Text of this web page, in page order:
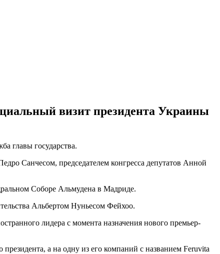
визит президента Украины
главы государства.
Санчесом, председателем конгресса депутатов Анной
Соборе Альмудена в Мадриде.
Альбертом Нуньесом Фейхоо.
лидера с момента назначения нового премьер-
а на одну из его компаний с названием Feruvita